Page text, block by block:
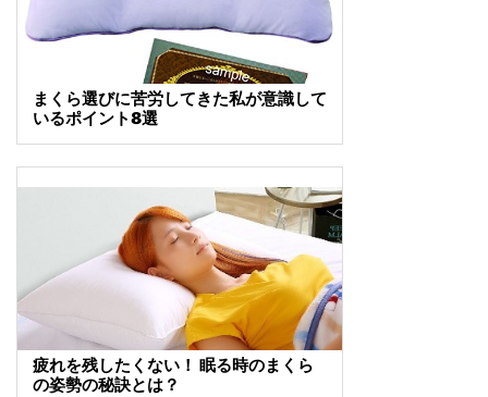
まくら選びに苦労してきた私が意識して
いるポイント8選
疲れを残したくない！ 眠る時のまくら
の姿勢の秘訣とは？